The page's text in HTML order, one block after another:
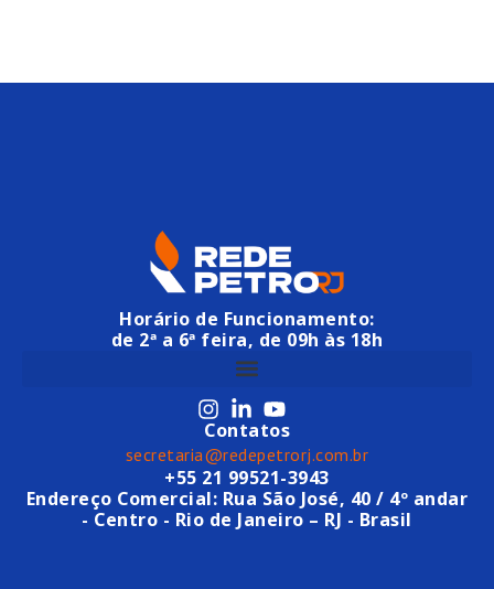
Horário de Funcionamento:
de 2ª a 6ª feira, de 09h às 18h
Contatos
secretaria@redepetrorj.com.br
+55 21 99521-3943
Endereço Comercial: Rua São José, 40 / 4º andar
- Centro - Rio de Janeiro – RJ - Brasil